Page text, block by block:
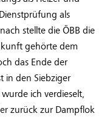
als
stellte die ÖBB die
gehörte dem
das Ende der
in den Siebziger
ich verdieselt,
zurück zur Dampflok